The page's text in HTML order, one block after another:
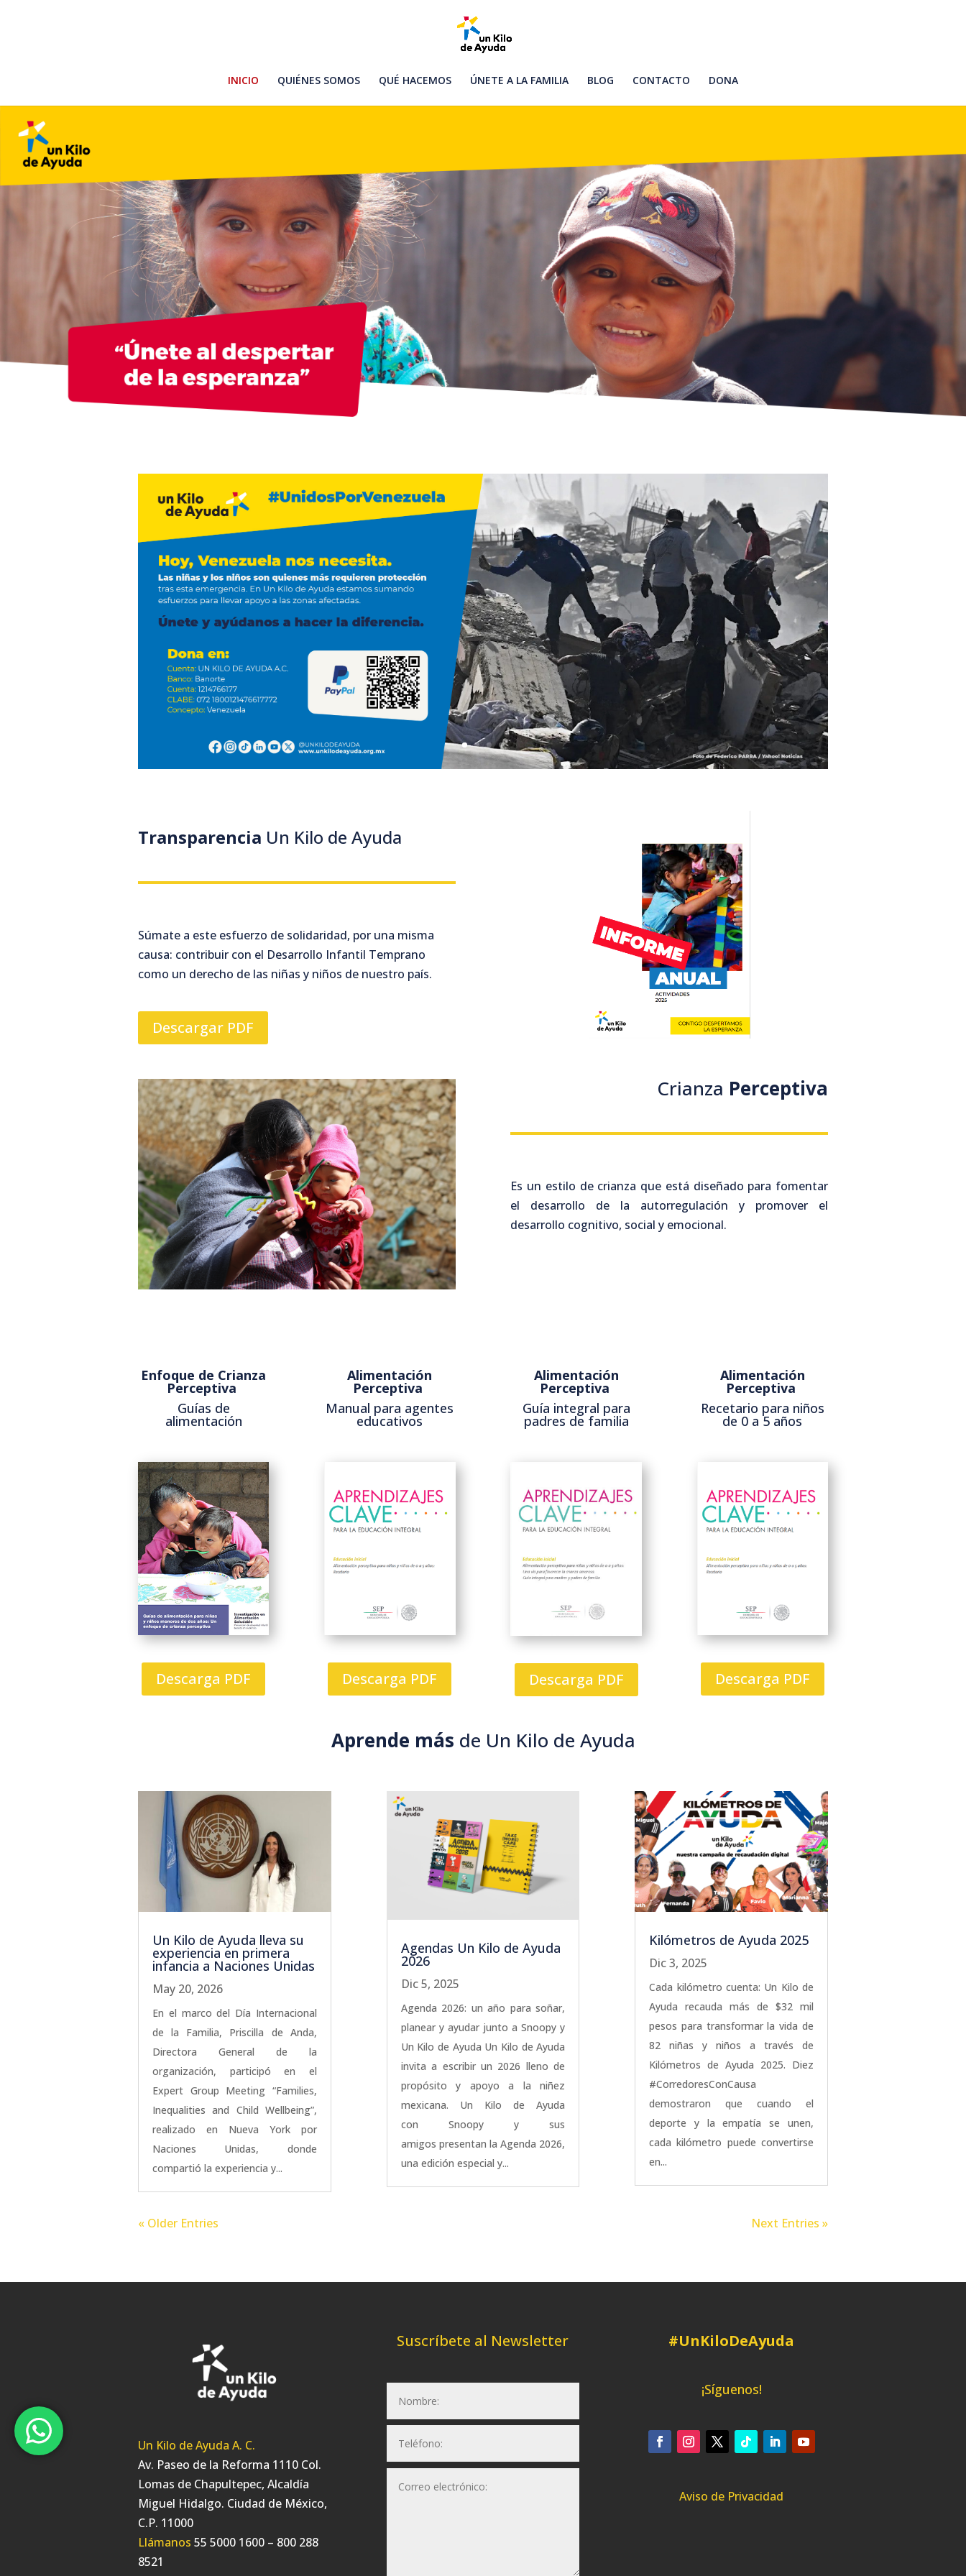
INICIO QUIÉNES SOMOS QUÉ HACEMOS ÚNETE A LA FAMILIA BLOG CONTACTO DONA
Transparencia Un Kilo de Ayuda
Súmate a este esfuerzo de solidaridad, por una misma
causa: contribuir con el Desarrollo Infantil Temprano
como un derecho de las niñas y niños de nuestro país.
Descargar PDF
Crianza Perceptiva
Es un estilo de crianza que está diseñado para fomentar
el desarrollo de la autorregulación y promover el
desarrollo cognitivo, social y emocional.
Enfoque de Crianza
Perceptiva
Guías de
alimentación
Descarga PDF
Alimentación
Perceptiva
Manual para agentes
educativos
Descarga PDF
Alimentación
Perceptiva
Guía integral para
padres de familia
Descarga PDF
Alimentación
Perceptiva
Recetario para niños
de 0 a 5 años
Descarga PDF
Aprende más de Un Kilo de Ayuda
Un Kilo de Ayuda lleva su
experiencia en primera
infancia a Naciones Unidas
May 20, 2026
En el marco del Día Internacional
de la Familia, Priscilla de Anda,
Directora General de la
organización, participó en el
Expert Group Meeting “Families,
Inequalities and Child Wellbeing”,
realizado en Nueva York por
Naciones Unidas, donde
compartió la experiencia y...
Agendas Un Kilo de Ayuda
2026
Dic 5, 2025
Agenda 2026: un año para soñar,
planear y ayudar junto a Snoopy y
Un Kilo de Ayuda Un Kilo de Ayuda
invita a escribir un 2026 lleno de
propósito y apoyo a la niñez
mexicana. Un Kilo de Ayuda
con Snoopy y sus
amigos presentan la Agenda 2026,
una edición especial y...
Kilómetros de Ayuda 2025
Dic 3, 2025
Cada kilómetro cuenta: Un Kilo de
Ayuda recauda más de $32 mil
pesos para transformar la vida de
82 niñas y niños a través de
Kilómetros de Ayuda 2025. Diez
#CorredoresConCausa
demostraron que cuando el
deporte y la empatía se unen,
cada kilómetro puede convertirse
en...
« Older Entries Next Entries »
Un Kilo de Ayuda A. C.
Av. Paseo de la Reforma 1110 Col.
Lomas de Chapultepec, Alcaldía
Miguel Hidalgo. Ciudad de México,
C.P. 11000
Llámanos 55 5000 1600 – 800 288
8521
Suscríbete al Newsletter #UnKiloDeAyuda
¡Síguenos!
Aviso de Privacidad